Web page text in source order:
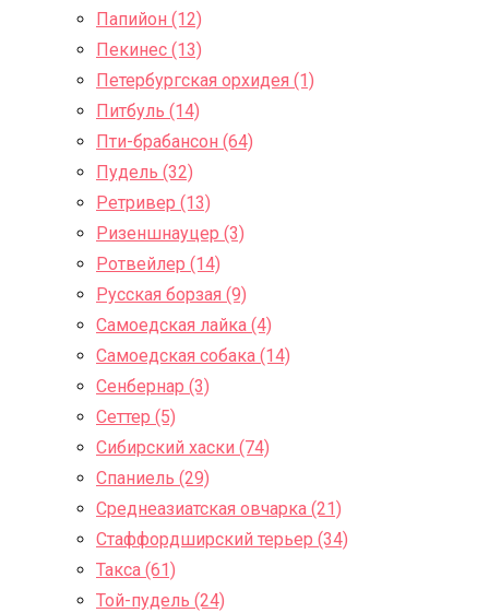
Папийон (12)
Пекинес (13)
Петербургская орхидея (1)
Питбуль (14)
Пти-брабансон (64)
Пудель (32)
Ретривер (13)
Ризеншнауцер (3)
Ротвейлер (14)
Русская борзая (9)
Самоедская лайка (4)
Самоедская собака (14)
Сенбернар (3)
Сеттер (5)
Сибирский хаски (74)
Спаниель (29)
Среднеазиатская овчарка (21)
Стаффордширский терьер (34)
Такса (61)
Той-пудель (24)